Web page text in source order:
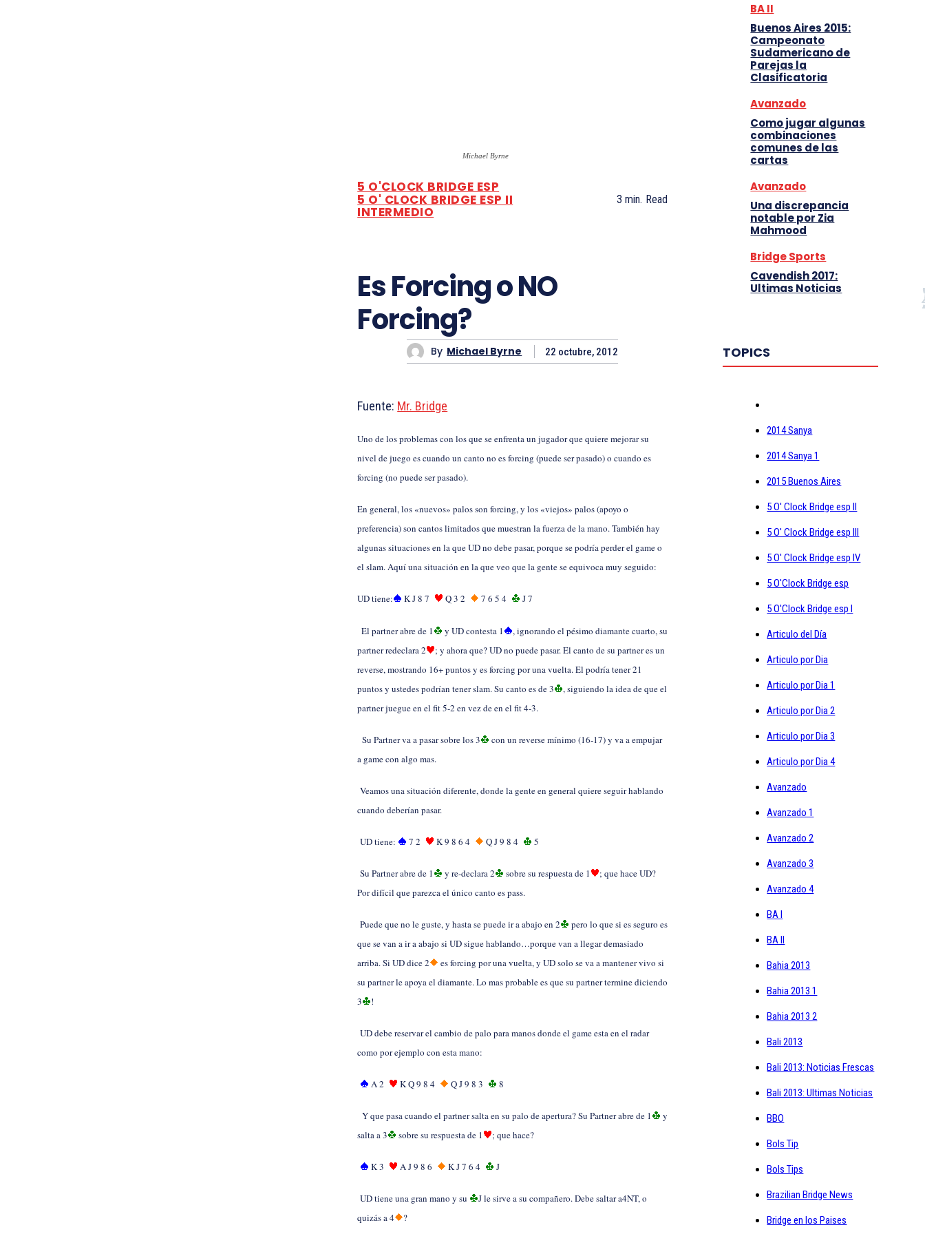
Michael Byrne
5 O'CLOCK BRIDGE ESP
5 O' CLOCK BRIDGE ESP II
INTERMEDIO
3 min. Read
Es Forcing o NO
Forcing?
By Michael Byrne 22 octubre, 2012
Fuente: Mr. Bridge
Uno de los problemas con los que se enfrenta un jugador que quiere mejorar su
nivel de juego es cuando un canto no es forcing (puede ser pasado) o cuando es
forcing (no puede ser pasado).
En general, los «nuevos» palos son forcing, y los «viejos» palos (apoyo o
preferencia) son cantos limitados que muestran la fuerza de la mano. También hay
algunas situaciones en la que UD no debe pasar, porque se podría perder el game o
el slam. Aquí una situación en la que veo que la gente se equivoca muy seguido:
UD tiene: K J 8 7 Q 3 2 7 6 5 4 J 7
El partner abre de 1 y UD contesta 1
, ignorando el pésimo diamante cuarto, su
partner redeclara 2
; y ahora que? UD no puede pasar. El canto de su partner es un
reverse, mostrando 16+ puntos y es forcing por una vuelta. El podría tener 21
puntos y ustedes podrían tener slam. Su canto es de 3
, siguiendo la idea de que el
partner juegue en el fit 5-2 en vez de en el fit 4-3.
Su Partner va a pasar sobre los 3
con un reverse mínimo (16-17) y va a empujar
a game con algo mas.
Veamos una situación diferente, donde la gente en general quiere seguir hablando
cuando deberían pasar.
UD tiene: 7 2 K 9 8 6 4 Q J 9 8 4 5
Su Partner abre de 1 y re-declara 2 sobre su respuesta de 1
; que hace UD?
Por difícil que parezca el único canto es pass.
Puede que no le guste, y hasta se puede ir a abajo en 2
pero lo que si es seguro es
que se van a ir a abajo si UD sigue hablando…porque van a llegar demasiado
arriba. Si UD dice 2
es forcing por una vuelta, y UD solo se va a mantener vivo si
su partner le apoya el diamante. Lo mas probable es que su partner termine diciendo
3
!
UD debe reservar el cambio de palo para manos donde el game esta en el radar
como por ejemplo con esta mano:
A 2 K Q 9 8 4 Q J 9 8 3 8
Y que pasa cuando el partner salta en su palo de apertura? Su Partner abre de 1
y
salta a 3
sobre su respuesta de 1 ; que hace?
K 3 A J 9 8 6 K J 7 6 4 J
UD tiene una gran mano y su
J le sirve a su compañero. Debe saltar a4NT, o
quizás a 4
?
BA II
Buenos Aires 2015:
Campeonato
Sudamericano de
Parejas la
Clasificatoria
Avanzado
Como jugar algunas
combinaciones
comunes de las
cartas
Avanzado
Una discrepancia
notable por Zia
Mahmood
Bridge Sports
Cavendish 2017:
Ultimas Noticias
TOPICS
2014 Sanya
2014 Sanya 1
2015 Buenos Aires
5 O' Clock Bridge esp II
5 O' Clock Bridge esp III
5 O' Clock Bridge esp IV
5 O'Clock Bridge esp
5 O'Clock Bridge esp I
Articulo del Día
Articulo por Dia
Articulo por Dia 1
Articulo por Dia 2
Articulo por Dia 3
Articulo por Dia 4
Avanzado
Avanzado 1
Avanzado 2
Avanzado 3
Avanzado 4
BA I
BA II
Bahia 2013
Bahia 2013 1
Bahia 2013 2
Bali 2013
Bali 2013: Noticias Frescas
Bali 2013: Ultimas Noticias
BBO
Bols Tip
Bols Tips
Brazilian Bridge News
Bridge en los Paises